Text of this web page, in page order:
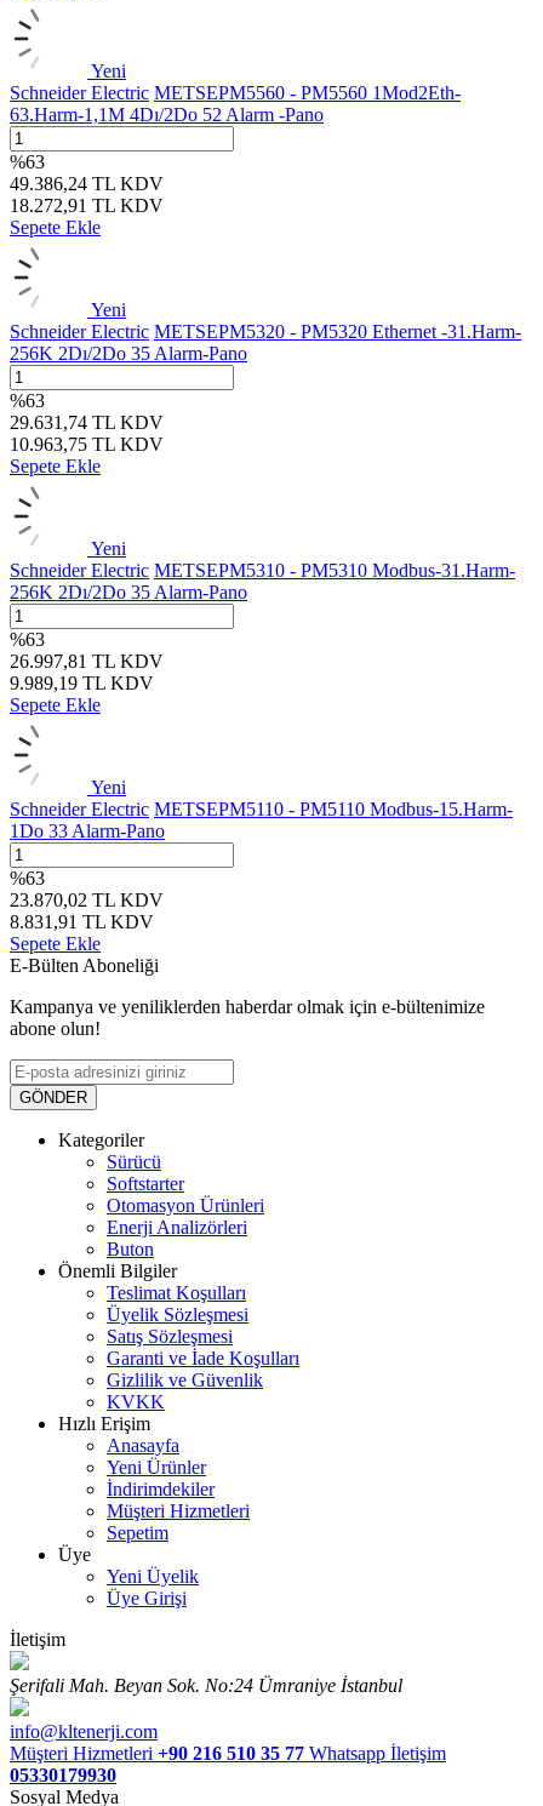
Yeni
Schneider Electric METSEPM5560 - PM5560 1Mod2Eth-
63.Harm-1,1M 4Dı/2Do 52 Alarm -Pano
%63
49.386,24 TL KDV
18.272,91 TL KDV
Sepete Ekle
Yeni
Schneider Electric METSEPM5320 - PM5320 Ethernet -31.Harm-
256K 2Dı/2Do 35 Alarm-Pano
%63
29.631,74 TL KDV
10.963,75 TL KDV
Sepete Ekle
Yeni
Schneider Electric METSEPM5310 - PM5310 Modbus-31.Harm-
256K 2Dı/2Do 35 Alarm-Pano
%63
26.997,81 TL KDV
9.989,19 TL KDV
Sepete Ekle
Yeni
Schneider Electric METSEPM5110 - PM5110 Modbus-15.Harm-
1Do 33 Alarm-Pano
%63
23.870,02 TL KDV
8.831,91 TL KDV
Sepete Ekle
E-Bülten Aboneliği
Kampanya ve yeniliklerden haberdar olmak için e-bültenimize
abone olun!
GÖNDER
Kategoriler
Sürücü
Softstarter
Otomasyon Ürünleri
Enerji Analizörleri
Buton
Önemli Bilgiler
Teslimat Koşulları
Üyelik Sözleşmesi
Satış Sözleşmesi
Garanti ve İade Koşulları
Gizlilik ve Güvenlik
KVKK
Hızlı Erişim
Anasayfa
Yeni Ürünler
İndirimdekiler
Müşteri Hizmetleri
Sepetim
Üye
Yeni Üyelik
Üye Girişi
İletişim
Şerifali Mah. Beyan Sok. No:24 Ümraniye İstanbul
info@kltenerji.com
Müşteri Hizmetleri +90 216 510 35 77 Whatsapp İletişim
05330179930
Sosyal Medya